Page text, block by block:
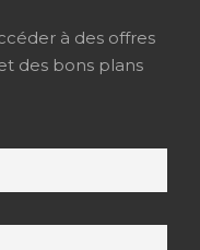
à des offres
des bons plans